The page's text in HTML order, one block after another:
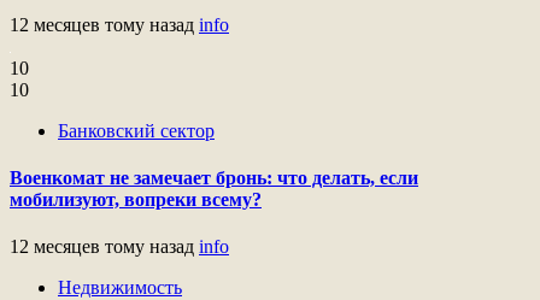
12 месяцев тому назад info
10
10
Банковский сектор
Военкомат не замечает бронь: что делать, если
мобилизуют, вопреки всему?
12 месяцев тому назад info
Недвижимость